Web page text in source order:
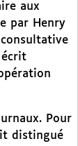
aux
par Henry
Pour
distingué